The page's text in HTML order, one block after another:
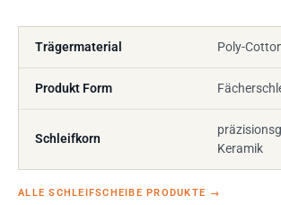
Trägermaterial Poly-
Produkt Form
Schleifkorn
Keramik
ALLE SCHLEIFSCHEIBE PRODUKTE →